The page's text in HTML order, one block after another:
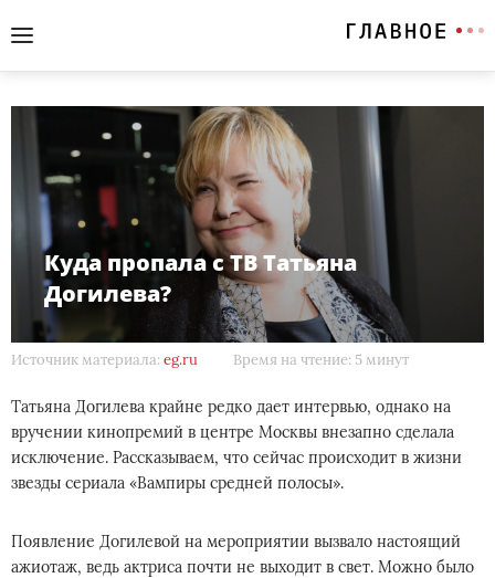
Куда пропала с ТВ Татьяна
Догилева?
Источник материала: eg.ru Время на чтение: 5 минут
Татьяна Догилева крайне редко дает интервью, однако на
вручении кинопремий в центре Москвы внезапно сделала
исключение. Рассказываем, что сейчас происходит в жизни
звезды сериала «Вампиры средней полосы».
Появление Догилевой на мероприятии вызвало настоящий
ажиотаж, ведь актриса почти не выходит в свет. Можно было